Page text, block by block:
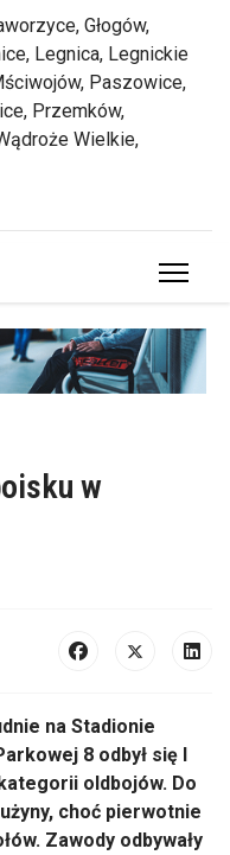
Głogów,
Legnica, Legnickie
Paszowice,
Przemków,
Wielkie,
w
na Stadionie
8 odbył się I
oldbojów. Do
choć pierwotnie
Zawody odbywały